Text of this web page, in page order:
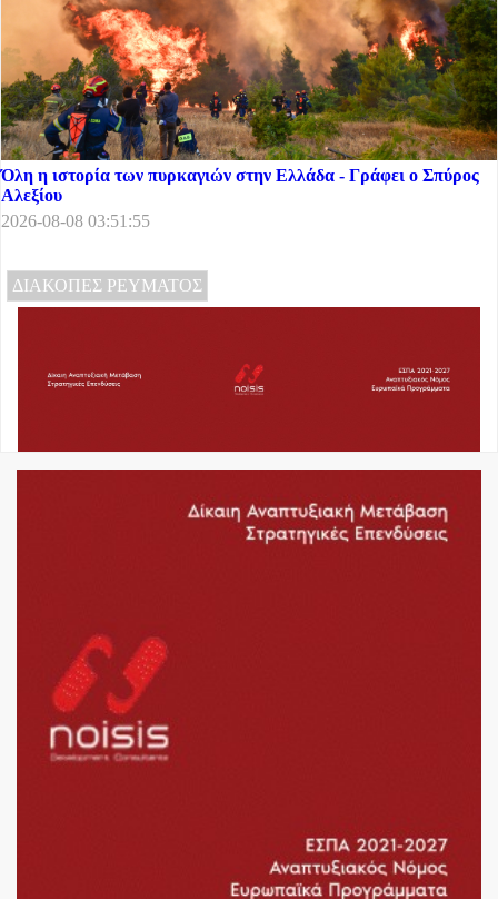
Όλη η ιστορία των πυρκαγιών στην Ελλάδα - Γράφει ο Σπύρος
Αλεξίου
2026-08-08 03:51:55
ΔΙΑΚΟΠΕΣ ΡΕΥΜΑΤΟΣ